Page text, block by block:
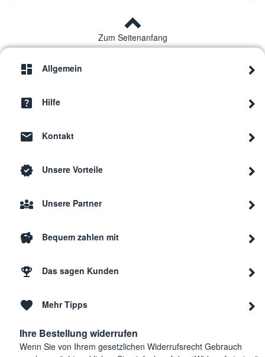
Neff
Neff
Neff
Neff
Neff
Zum Seitenanfang
Allgemein
Hilfe
Kontakt
Unsere Vorteile
Unsere Partner
Bequem zahlen mit
Das sagen Kunden
Mehr Tipps
Ihre Bestellung widerrufen
Wenn Sie von Ihrem gesetzlichen Widerrufsrecht Gebrauch